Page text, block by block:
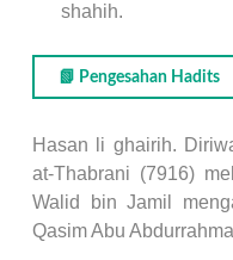
shahih.
📗 Pengesahan Hadits
Hasan li ghairih.
at-Thabrani (7916)
Walid bin Jamil
Qasim Abu